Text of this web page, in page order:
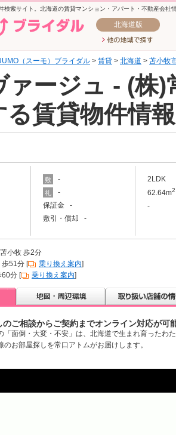
検索サイト。北海道の賃貸マンション・アパート・不動産会社
北海道版
（スーモ）ブライダル > 賃貸 > 北海道 > 苫小牧
ァージュ - (株
る賃貸物件情報
敷 -
礼
-
保証金 -
敷引・償却 -
2LDK
62.64m2
-
小牧 歩2分
歩51分 [
乗り換え案内]
60分 [
乗り換え案内]
のご相談からご契約までオンライン対応が可
「面倒・大変・不安」は、北海道で生まれ育ったわ
のお部屋探しを常口アトムがお届けします。